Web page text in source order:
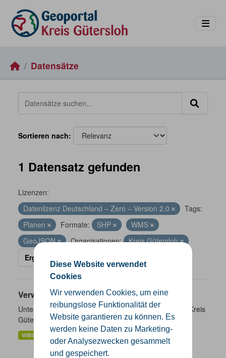
Diese Website verwendet
Cookies
Wir verwenden Cookies, um eine
reibungslose Funktionalität der
Website garantieren zu können. Es
werden keine Daten zu Marketing-
oder Analysezwecken gesammelt
und gespeichert.
Datensätze
Sortieren nach
1 Datensatz gefunden
Lizenzen:
Datenlizenz Deutschland – Zero – Version 2.0
Tags:
Planen
Formate: SHP
WMS
GeoJSON
Organisationen:
Kreis Gütersloh
Ergebnisse filtern
Verwaltungsgrenzen
Unterschiedliche Ebenen der Verwaltungsgrenzen im Kreis
Gütersloh
WMS